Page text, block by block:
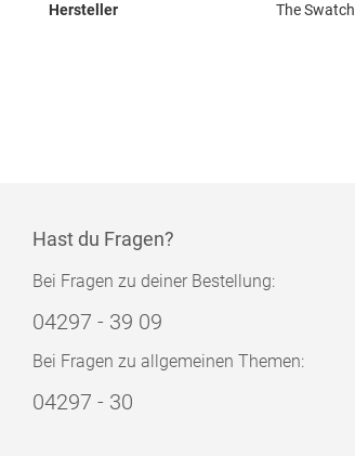
Hersteller The
Hast du Fragen?
Bei Fragen zu deiner Bestellung:
04297 - 39 09
Bei Fragen zu allgemeinen Themen:
04297 - 30